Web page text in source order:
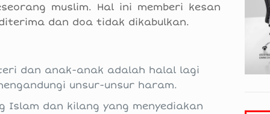
muslim. Hal ini memberi kesan
dan doa tidak dikabulkan.
dan anak-anak adalah halal lagi
unsur-unsur haram.
Islam dan kilang yang menyediakan